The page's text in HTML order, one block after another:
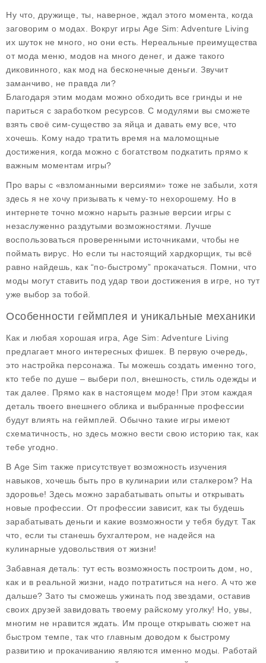
Ну что, дружище, ты, наверное, ждал этого момента, когда
заговорим о модах. Вокруг игры Age Sim: Adventure Living
их шуток не много, но они есть. Нереальные преимущества
от мода меню , модов на много денег , и даже такого
диковинного, как мод на бесконечные деньги . Звучит
заманчиво, не правда ли?
Благодаря этим модам можно обходить все гринды и не
париться с заработком ресурсов. С модулями вы сможете
взять своё сим-существо за яйца и давать ему все, что
хочешь. Кому надо тратить время на маломощные
достижения, когда можно с богатством подкатить прямо к
важным моментам игры?
Про вары с «взломанными версиями» тоже не забыли, хотя
здесь я не хочу призывать к чему-то нехорошему. Но в
интернете точно можно нарыть разные версии игры с
незаслуженно раздутыми возможностями. Лучше
воспользоваться проверенными источниками, чтобы не
поймать вирус. Но если ты настоящий хардкорщик, ты всё
равно найдешь, как “по-быстрому” прокачаться. Помни, что
моды могут ставить под удар твои достижения в игре, но тут
уже выбор за тобой.
Особенности геймплея и уникальные механики
Как и любая хорошая игра, Age Sim: Adventure Living
предлагает много интересных фишек. В первую очередь,
это настройка персонажа . Ты можешь создать именно того,
кто тебе по душе – выбери пол, внешность, стиль одежды и
так далее. Прямо как в настоящем моде! При этом каждая
деталь твоего внешнего облика и выбранные профессии
будут влиять на геймплей. Обычно такие игры имеют
схематичность, но здесь можно вести свою историю так, как
тебе угодно.
В Age Sim также присутствует возможность изучения
навыков , хочешь быть про в кулинарии или сталкером? На
здоровье! Здесь можно зарабатывать опыты и открывать
новые профессии. От профессии зависит, как ты будешь
зарабатывать деньги и какие возможности у тебя будут. Так
что, если ты станешь бухгалтером, не надейся на
кулинарные удовольствия от жизни!
Забавная деталь: тут есть возможность построить дом, но,
как и в реальной жизни, надо потратиться на него. А что же
дальше? Зато ты сможешь ужинать под звездами, оставив
своих друзей завидовать твоему райскому уголку! Но, увы,
многим не нравится ждать. Им проще открывать сюжет на
быстром темпе, так что главным доводом к быстрому
развитию и прокачиванию являются именно моды. Работай